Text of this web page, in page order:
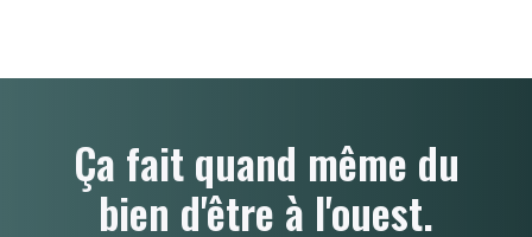
Ça fait quand même du
bien d'être à l'ouest.